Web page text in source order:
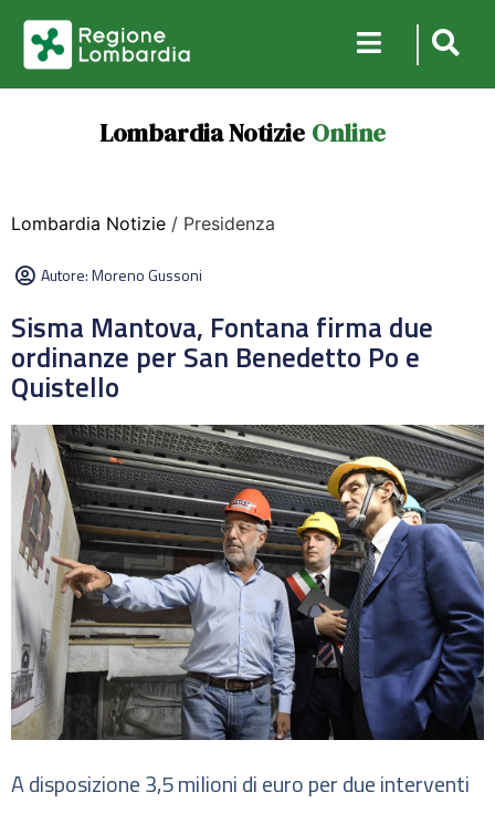
Lombardia Notizie Online
Lombardia Notizie / Presidenza
Autore:Moreno Gussoni
Sisma Mantova, Fontana firma due
ordinanze per San Benedetto Po e
Quistello
A disposizione 3,5 milioni di euro per due interventi